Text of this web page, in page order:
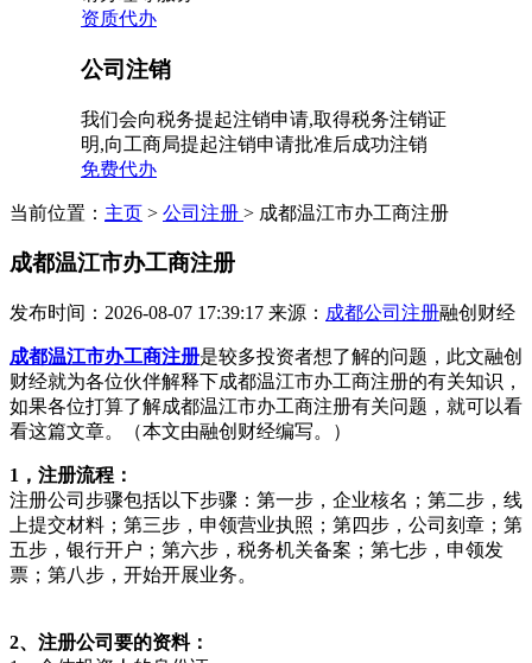
资质代办
公司注销
我们会向税务提起注销申请,取得税务注销证
明,向工商局提起注销申请批准后成功注销
免费代办
当前位置： 主页 > 公司注册 > 成都温江市办工商注册
成都温江市办工商注册
发布时间：2026-08-07 17:39:17 来源： 成都公司注册融创财经
成都温江市办工商注册是较多投资者想了解的问题，此文融创
财经就为各位伙伴解释下成都温江市办工商注册的有关知识，
如果各位打算了解成都温江市办工商注册有关问题，就可以看
看这篇文章。（本文由融创财经编写。）
1，注册流程：
注册公司步骤包括以下步骤：第一步，企业核名；第二步，线
上提交材料；第三步，申领营业执照；第四步，公司刻章；第
五步，银行开户；第六步，税务机关备案；第七步，申领发
票；第八步，开始开展业务。
2、注册公司要的资料：